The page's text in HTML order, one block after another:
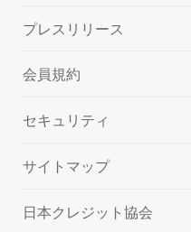
プレスリリース
会員規約
セキュリティ
サイトマップ
日本クレジット協会